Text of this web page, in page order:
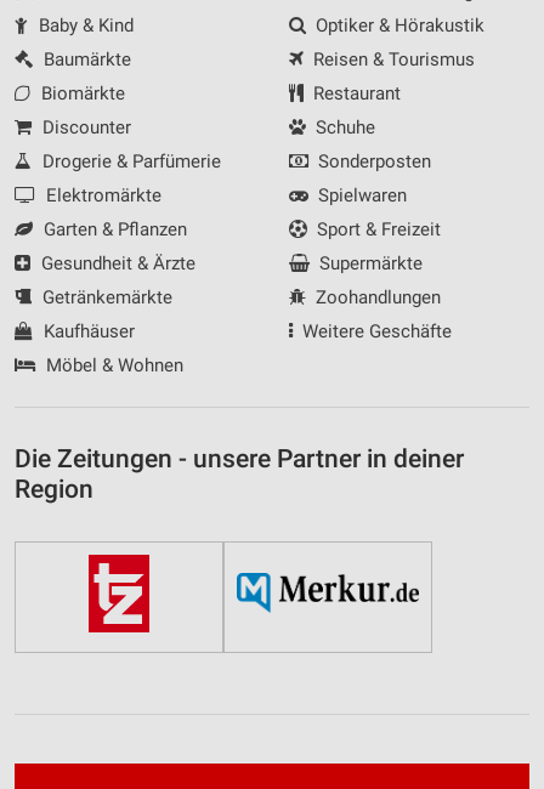
Baby & Kind
Baumärkte
Biomärkte
Discounter
Drogerie & Parfümerie
Elektromärkte
Garten & Pflanzen
Gesundheit & Ärzte
Getränkemärkte
Kaufhäuser
Möbel & Wohnen
Optiker & Hörakustik
Reisen & Tourismus
Restaurant
Schuhe
Sonderposten
Spielwaren
Sport & Freizeit
Supermärkte
Zoohandlungen
Weitere Geschäfte
Die Zeitungen - unsere Partner in deiner
Region